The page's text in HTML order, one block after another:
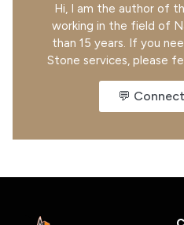
Hi, I am the author of
working in the field of
than 15 years. If you
Stone services, please
💬